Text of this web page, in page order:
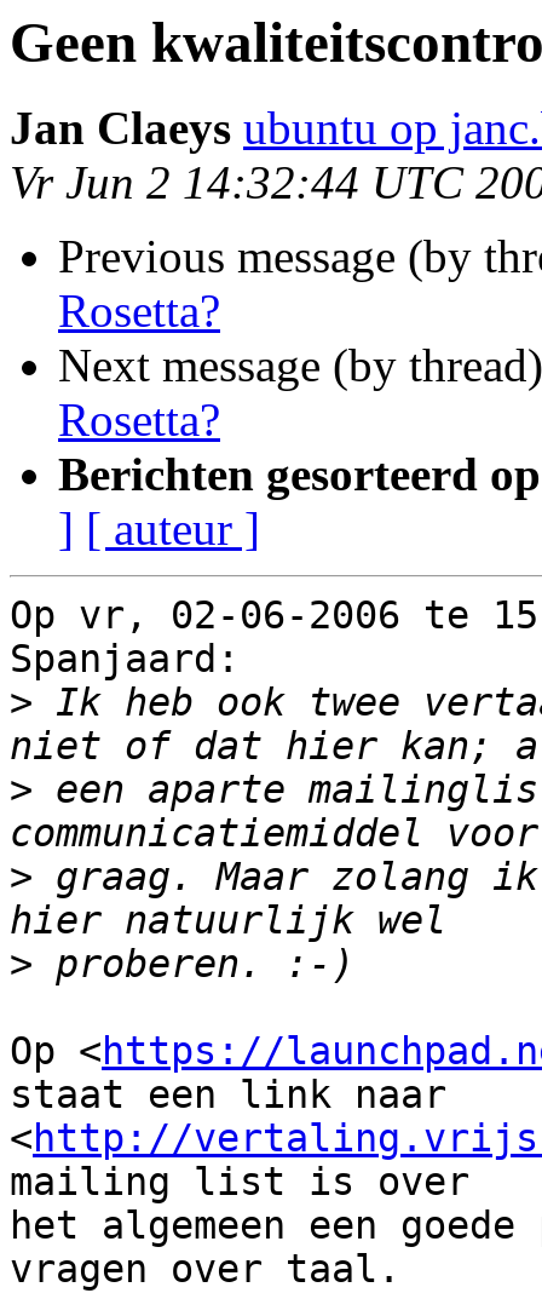
Geen
Jan Claeys ubuntu op
Vr Jun 2 14:32:44 UTC
Previous message (by
Rosetta?
Next message (by
Rosetta?
Berichten gesorteerd
] [ auteur ]
Op vr, 02-06-2006 te
Spanjaard:
> Ik heb ook twee
> een aparte
> graag. Maar zolang
>
Op <https://
staat een link naar
<http://
mailing list is over
het algemeen een
vragen over taal.